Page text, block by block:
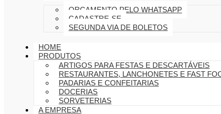
ORÇAMENTO PELO WHATSAPP
CADASTRE-SE
SEGUNDA VIA DE BOLETOS
HOME
PRODUTOS
ARTIGOS PARA FESTAS E DESCARTÁVEIS
RESTAURANTES, LANCHONETES E FAST
PADARIAS E CONFEITARIAS
DOCERIAS
SORVETERIAS
A EMPRESA